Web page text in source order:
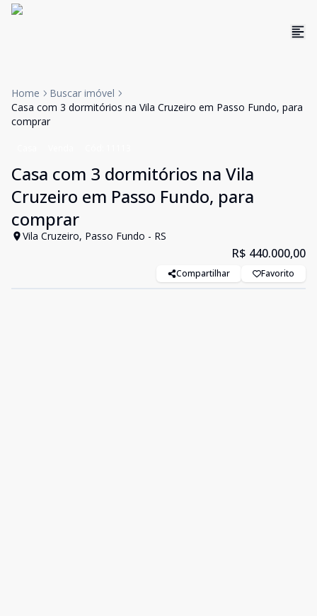
Home
Buscar imóvel
Casa com 3 dormitórios na Vila Cruzeiro em Passo Fundo, para
comprar
Casa com 3 dormitórios na Vila
Cruzeiro em Passo Fundo, para
comprar
Vila Cruzeiro, Passo Fundo - RS
R$ 440.000,00
Compartilhar Favorito